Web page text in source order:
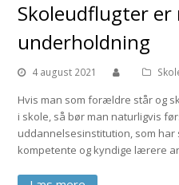
Skoleudflugter
underholdning
4 august 2021
Hvis man som forældre står og
i skole, så bør man naturligvis
uddannelsesinstitution, som har
kompetente og kyndige lærere